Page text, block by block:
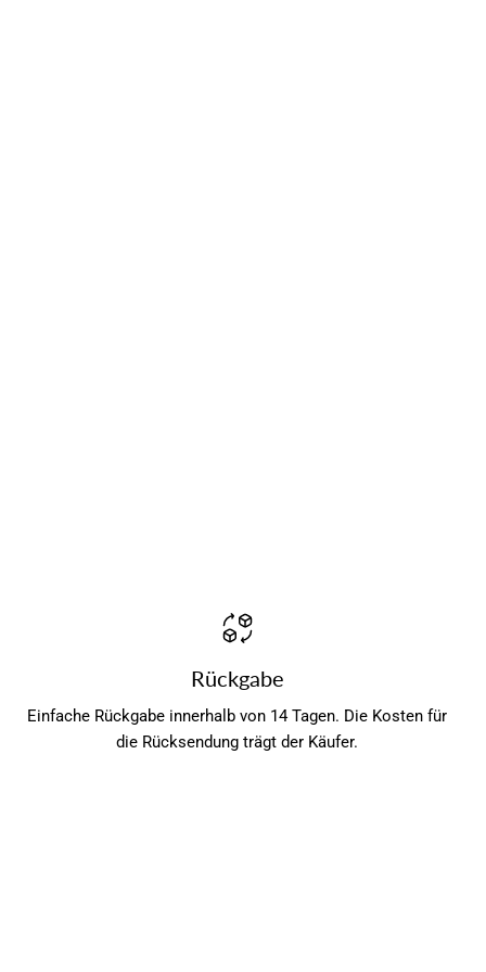
Rückgabe
Einfache Rückgabe innerhalb von 14 Tagen. Die Kosten für
die Rücksendung trägt der Käufer.